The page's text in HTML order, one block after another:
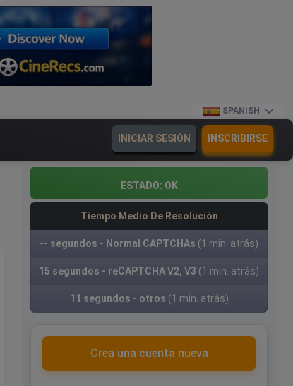
SPANISH
INICIAR SESIÓN INSCRIBIRSE
ESTADO: OK
Tiempo Medio De Resolución
-- segundos - Normal CAPTCHAs (1 min. atrás)
15 segundos - reCAPTCHA V2, V3 (1 min. atrás)
11 segundos - otros (1 min. atrás)
Crea una cuenta nueva